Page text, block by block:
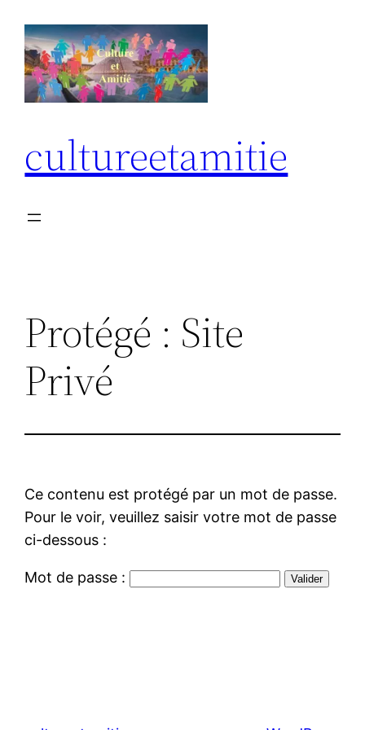
contenu
cultureetamitie
Protégé : Site
Privé
Ce contenu est protégé par un mot de passe.
Pour le voir, veuillez saisir votre mot de passe
ci-dessous :
Mot de passe :